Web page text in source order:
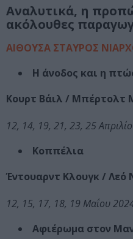
Αναλυτικά, η
ακόλουθες
ΑΙΘΟΥΣΑ ΣΤΑΥΡΟΣ
Η άνοδος και η
Κουρτ Βάιλ / Μπέρτολτ
12, 14, 19, 21, 23, 25
Κοππέλια
Έντουαρντ Κλουγκ /
12, 15, 17, 18, 19 Μαΐου
Αφιέρωμα στον